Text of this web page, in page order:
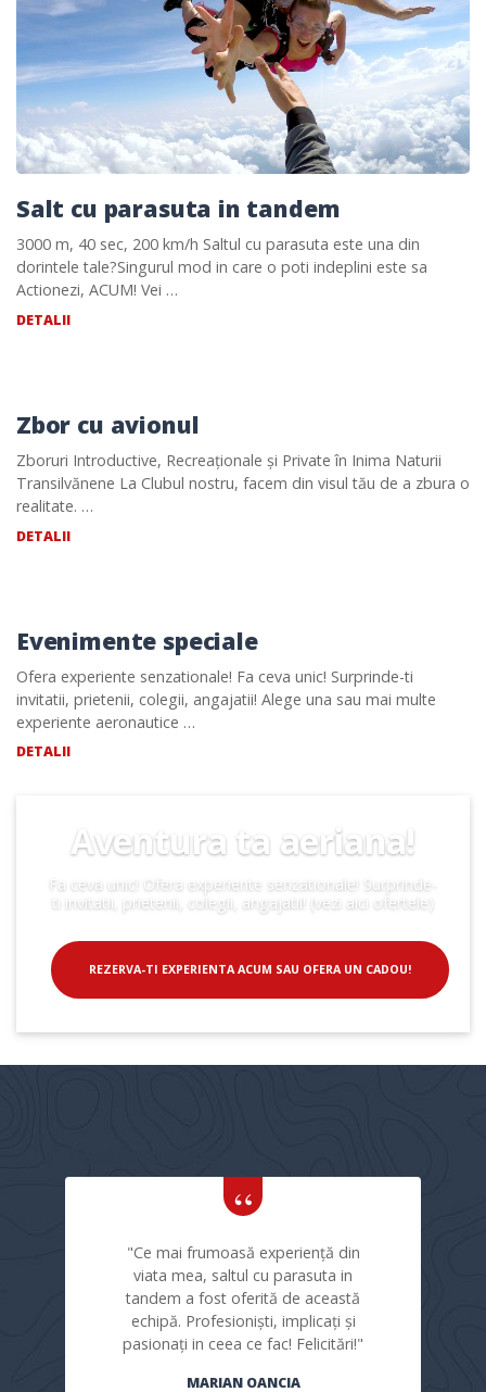
Salt cu parasuta in tandem
3000 m, 40 sec, 200 km/h Saltul cu parasuta este una din
dorintele tale?Singurul mod in care o poti indeplini este sa
Actionezi, ACUM! Vei …
DETALII
Zbor cu avionul
Zboruri Introductive, Recreaționale și Private în Inima Naturii
Transilvănene La Clubul nostru, facem din visul tău de a zbura o
realitate. …
DETALII
Evenimente speciale
Ofera experiente senzationale! Fa ceva unic! Surprinde-ti
invitatii, prietenii, colegii, angajatii! Alege una sau mai multe
experiente aeronautice …
DETALII
Aventura ta aeriana!
Fa ceva unic! Ofera experiente senzationale! Surprinde-
ti invitatii, prietenii, colegii, angajatii! (vezi aici ofertele)
REZERVA-TI EXPERIENTA ACUM SAU OFERA UN CADOU!
"Ce mai frumoasă experiență din
viata mea, saltul cu parasuta in
tandem a fost oferită de această
echipă. Profesioniști, implicați și
pasionați in ceea ce fac! Felicitări!"
MARIAN OANCIA